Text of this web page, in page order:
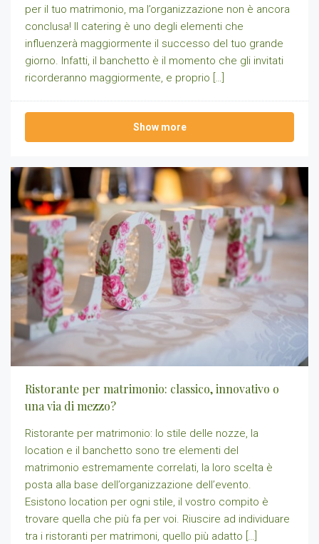
per il tuo matrimonio, ma l’organizzazione non è ancora
conclusa! Il catering è uno degli elementi che
influenzerà maggiormente il successo del tuo grande
giorno. Infatti, il banchetto è il momento che gli invitati
ricorderanno maggiormente, e proprio […]
Show more
Ristorante per matrimonio: classico, innovativo o
una via di mezzo?
Ristorante per matrimonio: lo stile delle nozze, la
location e il banchetto sono tre elementi del
matrimonio estremamente correlati, la loro scelta è
posta alla base dell’organizzazione dell’evento.
Esistono location per ogni stile, il vostro compito è
trovare quella che più fa per voi. Riuscire ad individuare
tra i ristoranti per matrimoni, quello più adatto […]